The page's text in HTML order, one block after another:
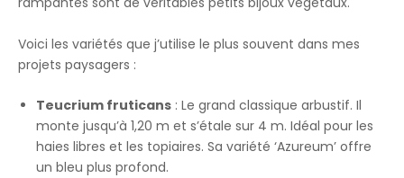
Voici les variétés que j’utilise le plus souvent dans mes
projets paysagers :
Teucrium fruticans : Le grand classique arbustif. Il
monte jusqu’à 1,20 m et s’étale sur 4 m. Idéal pour les
haies libres et les topiaires. Sa variété ‘Azureum’ offre
un bleu plus profond.